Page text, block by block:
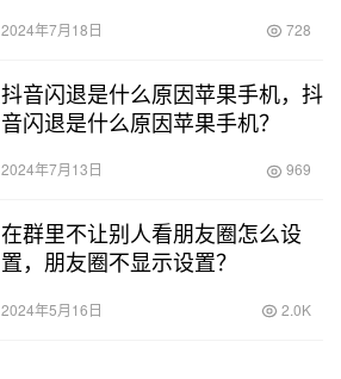
2024年7月18日 728
抖音闪退是什么原因苹果手机，抖
音闪退是什么原因苹果手机？
2024年7月13日 969
在群里不让别人看朋友圈怎么设
置，朋友圈不显示设置？
2024年5月16日 2.0K